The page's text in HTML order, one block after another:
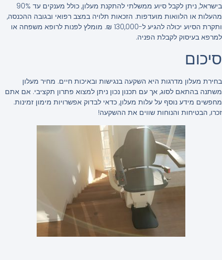
בישראל, ניתן לקבל סיוע ממשלתי להתקנת מעלון, כולל מענקים עד 90%
מהעלות או הלוואות מועדפות. הזכאות תלויה במצב רפואי ובגובה ההכנסה,
ותקרת הסיוע יכולה להגיע ל-130,000 ₪. מומלץ לפנות לרופא משפחה או
למרפא בעיסוק לקבלת הפניה.
סיכום
בחירת מעלון מדרגות היא השקעה בנגישות ובאיכות חיים. מחיר מעלון
משתנה בהתאם לסוג, אך עם תכנון נכון ניתן למצוא פתרון תקציבי. אם אתם
מחפשים מידע נוסף על עלות מעלון, כדאי לבדוק אפשרויות מימון זמינות.
זכרו, הבטיחות והנוחות שווים את ההשקעה!